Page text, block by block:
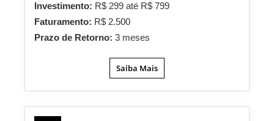
Investimento: R$ 299 até R$ 799
Faturamento: R$ 2.500
Prazo de Retorno: 3 meses
Saiba Mais